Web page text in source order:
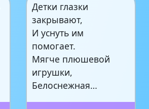
Детки глазки
закрывают,
И уснуть им
помогает.
Мягче плюшевой
игрушки,
Белоснежная…